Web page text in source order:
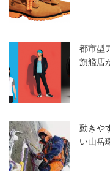
都市型
旗艦店
動きや
い山岳